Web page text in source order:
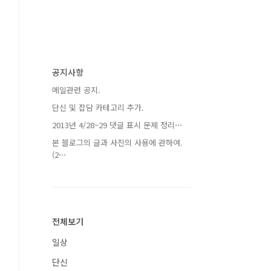
공지사항
메일관련 공지.
단신 및 잡담 카테고리 추가.
2013년 4/28~29 댓글 표시 문제 정리⋯
본 블로그의 글과 사진의 사용에 관하여.
(2⋯
전체보기
일상
단신